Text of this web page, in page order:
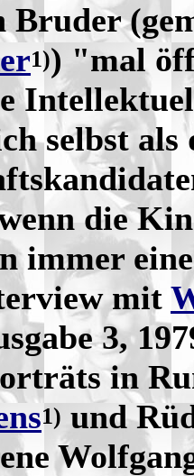
Bruder
1)) "mal
selbst
die
immer
mit
3,
in
1) und